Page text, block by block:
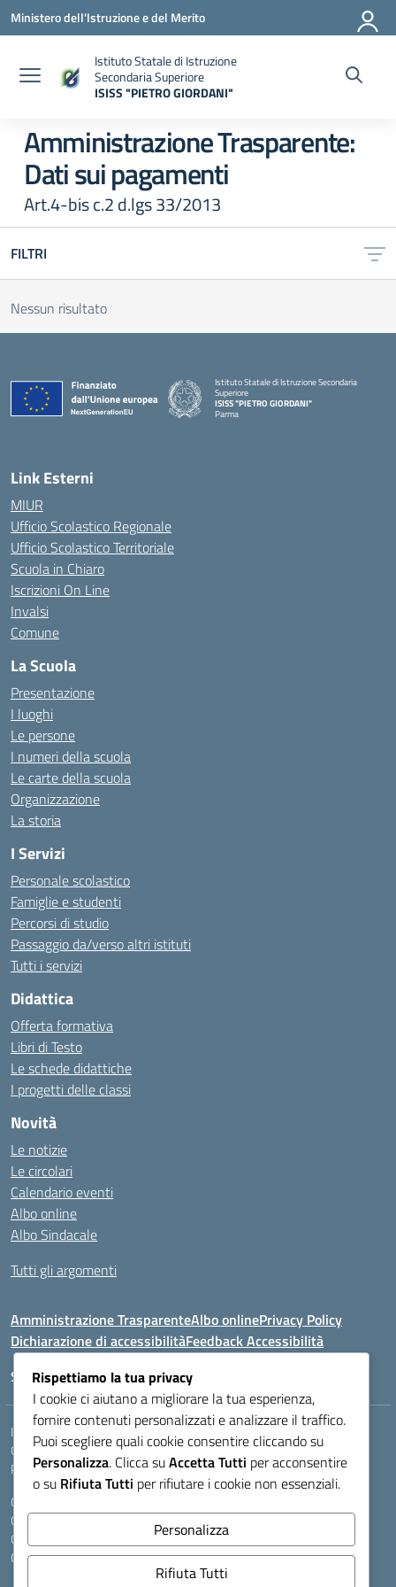
Vai ai contenuti
Vai al menu di navigazione
Vai al footer
Ministero dell'Istruzione e del Merito
Istituto Statale di Istruzione
Secondaria Superiore
ISISS "PIETRO GIORDANI"
Amministrazione Trasparente:
Dati sui pagamenti
Art.4-bis c.2 d.lgs 33/2013
FILTRI
Nessun risultato
Istituto Statale di Istruzione Secondaria
Superiore
ISISS "PIETRO GIORDANI"
Parma
Link Esterni
MIUR
Ufficio Scolastico Regionale
Ufficio Scolastico Territoriale
Scuola in Chiaro
Iscrizioni On Line
Invalsi
Comune
La Scuola
Presentazione
I luoghi
Le persone
I numeri della scuola
Le carte della scuola
Organizzazione
La storia
I Servizi
Personale scolastico
Famiglie e studenti
Percorsi di studio
Passaggio da/verso altri istituti
Tutti i servizi
Didattica
Offerta formativa
Libri di Testo
Le schede didattiche
I progetti delle classi
Novità
Le notizie
Le circolari
Calendario eventi
Albo online
Albo Sindacale
Tutti gli argomenti
Amministrazione TrasparenteAlbo onlinePrivacy Policy
Dichiarazione di accessibilitàFeedback Accessibilità
Seguici su:
Indirizzo: VIA LAZIO, 3, 43100 PARMA (PR)
Centralino:0521272405 Email: PRIS00400B@istruzione.it
Posta elettronica certificata (PEC):pris00400b@pec.istruzione.it
Codice fiscale: 80011950344
Codice meccanografico:
Codice Indice delle Pubbliche Amministrazioni (IPA): istsc_pris00400b
Codice unico di fatturazione (CUF): A9A6B25
Rispettiamo la tua privacy
I cookie ci aiutano a migliorare la tua esperienza,
fornire contenuti personalizzati e analizzare il traffico.
Puoi scegliere quali cookie consentire cliccando su
Personalizza. Clicca suAccetta Tutti per acconsentire
o su Rifiuta Tutti per rifiutare i cookie non essenziali.
Personalizza
Rifiuta Tutti